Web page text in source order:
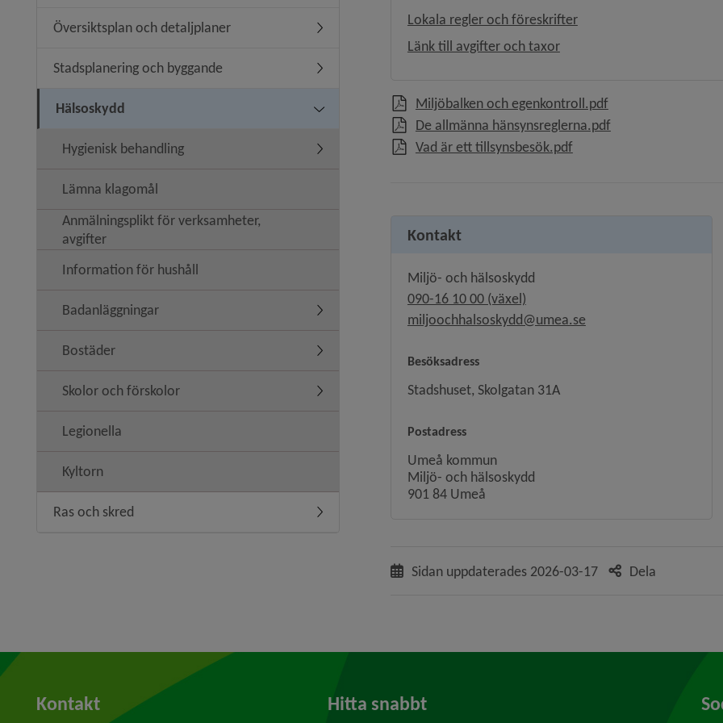
Översiktsplan och detaljplaner Undermeny för Översiktsplan och detaljplaner
Stadsplanering och byggande Undermeny för Stadsplanering och byggande
Hälsoskydd Undermeny för Hälsoskydd
Hygienisk behandling Undermeny för Hygienisk behandling
Lämna klagomål
Anmälningsplikt för verksamheter,
avgifter
Information för hushåll
Badanläggningar Undermeny för Badanläggningar
Bostäder Undermeny för Bostäder
Skolor och förskolor Undermeny för Skolor och förskolor
Legionella
Kyltorn
Ras och skred Undermeny för Ras och skred
Lokala regler och föreskrifter
Länk till avgifter och taxor
Miljöbalken och egenkontroll.pdf, 542.6 kB, öppnas i
De allmänna hänsynsreglerna.pdf, 810.4 kB, öppnas
Vad är ett tillsynsbesök.pdf, 95.3 kB, öppnas i nytt
Kontakt
Miljö- och hälsoskydd
090-16 10 00 (växel)
miljoochhalsoskydd@umea.se
Besöksadress
Stadshuset, Skolgatan 31A
Postadress
Umeå kommun
Miljö- och hälsoskydd
901 84 Umeå
Sidan uppdaterades 2026-03-17 Dela
Kontakt Hitta snabbt